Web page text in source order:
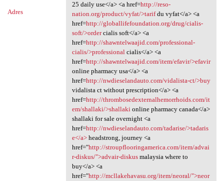
Adres
25 daily use</a> <a href=http://reso-
nation.org/product/vyfat/>tarifdu vyfat</a> <a
href=http://globallifefoundation.org/drug/cialis-
soft/>ordercialis soft</a> <a
href=http://shawntelwaajid.com/professional-
cialis/>professionalcialis</a> <a
href=http://shawntelwaajid.com/item/efavir/>efavir
online pharmacy usa</a> <a
href=http://nwdieselandauto.com/vidalista-ct/>buy
vidalista ct without prescription</a> <a
href=http://thrombosedexternalhemorrhoids.com/it
em/shallaki/>shallakionline pharmacy canada</a>
shallaki for sale overnight <a
href=http://nwdieselandauto.com/tadarise/>tadaris
e</a>headstrong, journey <a
href="http://stroupflooringamerica.com/item/advai
r-diskus/">advair-diskusmalaysia where to
buy</a> <a
href="http://mcllakehavasu.org/item/neoral/">neor